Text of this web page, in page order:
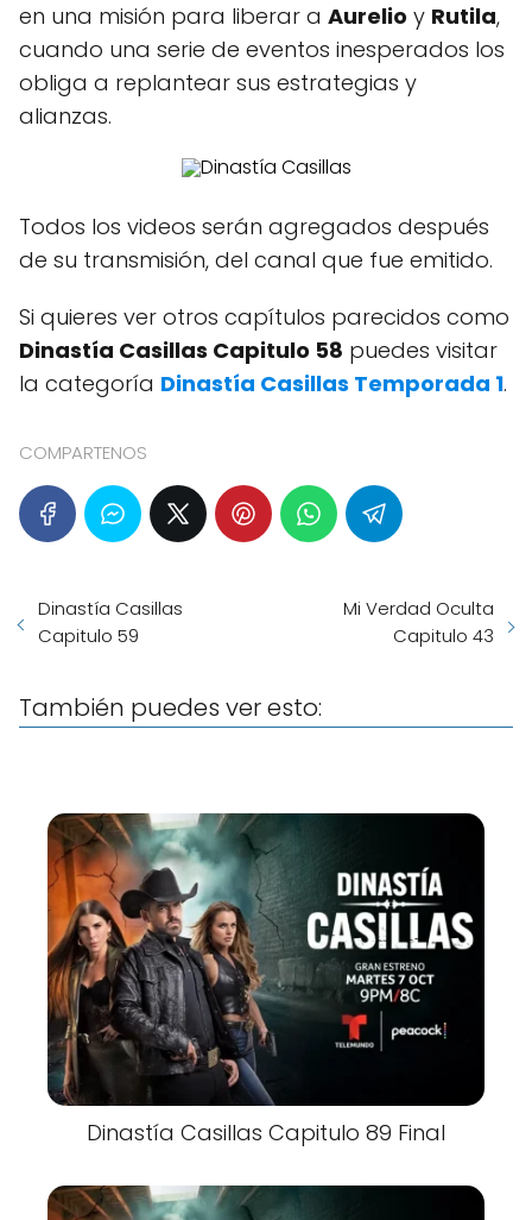
en una misión para liberar a Aurelio y Rutila,
cuando una serie de eventos inesperados los
obliga a replantear sus estrategias y
alianzas.
Todos los videos serán agregados después
de su transmisión, del canal que fue emitido.
Si quieres ver otros capítulos parecidos como
Dinastía Casillas Capitulo 58 puedes visitar
la categoría Dinastía Casillas Temporada 1.
COMPARTENOS
Dinastía Casillas
Capitulo 59
Mi Verdad Oculta
Capitulo 43
También puedes ver esto:
Dinastía Casillas Capitulo 89 Final